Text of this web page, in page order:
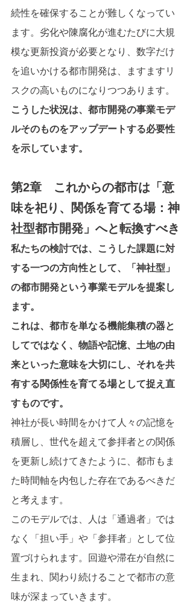
続性を確保することが難しくなってい
ます。劣化や陳腐化が進むたびに大規
模な更新投資が必要となり、数字だけ
を追いかける都市開発は、ますますリ
スクの高いものになりつつあります。
こうした状況は、都市開発の事業モデ
ルそのものをアップデートする必要性
を示しています。
第2章　これからの都市は「意
味を祀り、関係を育てる場：神
社型都市開発」へと転換すべき
私たちの検討では、こうした課題に対
する一つの方向性として、「神社型」
の都市開発という事業モデルを提案し
ます。
これは、都市を単なる機能集積の器と
してではなく、物語や記憶、土地の由
来といった意味を大切にし、それを共
有する関係性を育てる場として捉え直
すものです。
神社が長い時間をかけて人々の記憶を
積層し、世代を超えて参拝者との関係
を更新し続けてきたように、都市もま
た時間軸を内包した存在であるべきだ
と考えます。
このモデルでは、人は「通過者」では
なく「担い手」や「参拝者」として位
置づけられます。回遊や滞在が自然に
生まれ、関わり続けることで都市の意
味が深まっていきます。